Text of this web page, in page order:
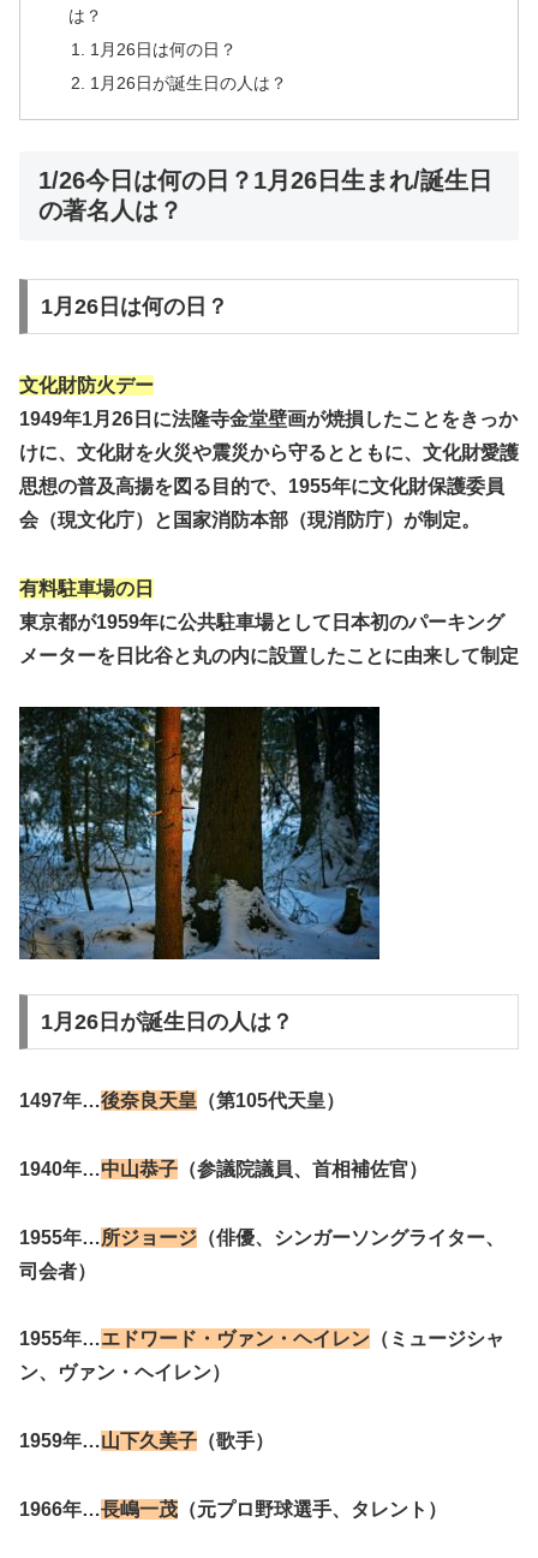
は？
1月26日は何の日？
1月26日が誕生日の人は？
1/26今日は何の日？1月26日生まれ/誕生日
の著名人は？
1月26日は何の日？
文化財防火デー
1949年1月26日に法隆寺金堂壁画が焼損したことをきっか
けに、文化財を火災や震災から守るとともに、文化財愛護
思想の普及高揚を図る目的で、1955年に文化財保護委員
会（現文化庁）と国家消防本部（現消防庁）が制定。
有料駐車場の日
東京都が1959年に公共駐車場として日本初のパーキング
メーターを日比谷と丸の内に設置したことに由来して制定
1月26日が誕生日の人は？
1497年…後奈良天皇 （第105代天皇）
1940年…中山恭子 （参議院議員、首相補佐官）
1955年…所ジョージ （俳優、シンガーソングライター、
司会者）
1955年…エドワード・ヴァン・ヘイレン （ミュージシャ
ン、ヴァン・ヘイレン）
1959年…山下久美子 （歌手）
1966年…長嶋一茂 （元プロ野球選手、タレント）